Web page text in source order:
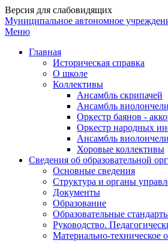
Версия для слабовидящих
Муниципальное автономное
Меню
Главная
Историческая справка
О школе
Коллективы
Ансамбль скрипачей
Ансамбль
Оркестр баянов -
Оркестр народных
Ансамбль
Хоровые коллективы
Сведения об образовательной
Основные сведения
Структура и органы
Документы
Образование
Образовательные
Руководство.
Материально-техническое